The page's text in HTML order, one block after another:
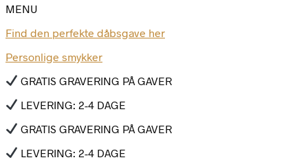
MENU
Find den perfekte dåbsgave her
Personlige smykker
GRATIS GRAVERING PÅ GAVER
LEVERING: 2-4 DAGE
GRATIS GRAVERING PÅ GAVER
LEVERING: 2-4 DAGE